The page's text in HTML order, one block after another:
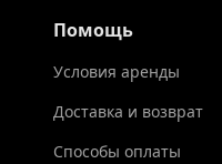
Помощь
Условия аренды
Доставка и возврат
Способы оплаты